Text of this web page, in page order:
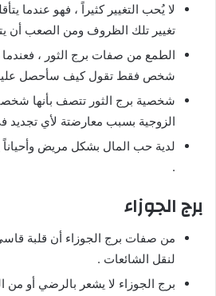
لا يُحب التغيير كثيراً ، فهو عندما
تغيير تلك الظروف ومن الصعب أن
الطمع من صفات برج الثور ،
شخص فقط تقول كيف سأحصل
شخصية برج الثور تتصف بأنها
الزوجية بسبب معارضتة لأي تجديد
لدية حب المال بشكل مريض
.
برج الجوزاء
من صفات برج الجوزاء أن قلبة
لنقل الشائعات .
برج الجوزاء لا يشعر بالرضي أو